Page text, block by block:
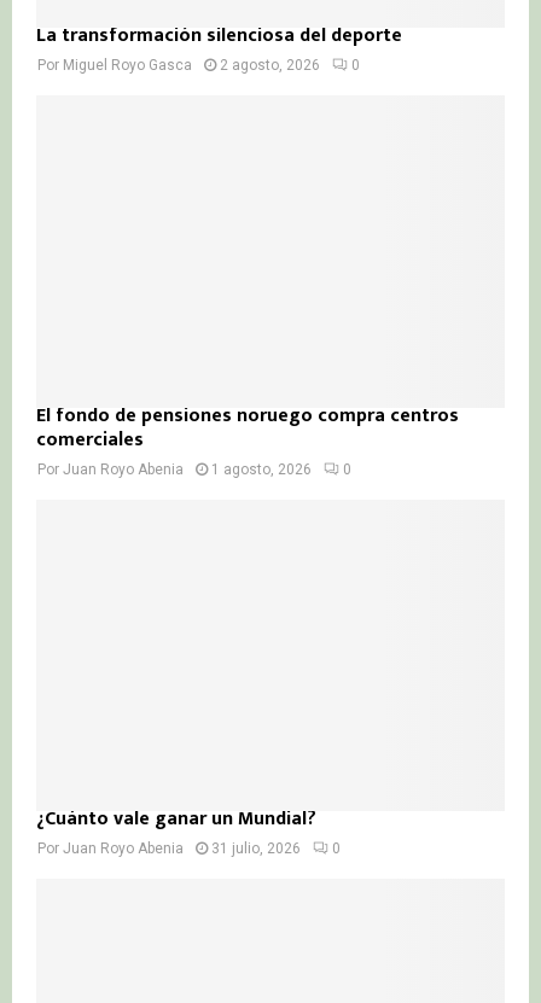
La transformación silenciosa del deporte
Por Miguel Royo Gasca 2 agosto, 2026 0
El fondo de pensiones noruego compra centros
comerciales
Por Juan Royo Abenia 1 agosto, 2026 0
¿Cuánto vale ganar un Mundial?
Por Juan Royo Abenia 31 julio, 2026 0